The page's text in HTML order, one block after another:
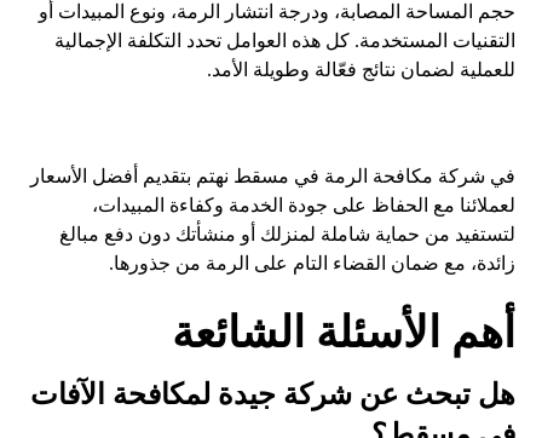
حجم المساحة المصابة، ودرجة انتشار الرمة، ونوع المبيدات أو
التقنيات المستخدمة. كل هذه العوامل تحدد التكلفة الإجمالية
للعملية لضمان نتائج فعّالة وطويلة الأمد.
في شركة مكافحة الرمة في مسقط نهتم بتقديم أفضل الأسعار
لعملائنا مع الحفاظ على جودة الخدمة وكفاءة المبيدات،
لتستفيد من حماية شاملة لمنزلك أو منشأتك دون دفع مبالغ
زائدة، مع ضمان القضاء التام على الرمة من جذورها.
أهم الأسئلة الشائعة
هل تبحث عن شركة جيدة لمكافحة الآفات